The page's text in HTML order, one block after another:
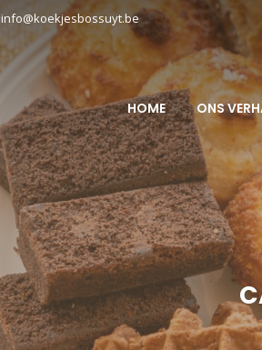
info@koekjesbossuyt.be
HOME ONS